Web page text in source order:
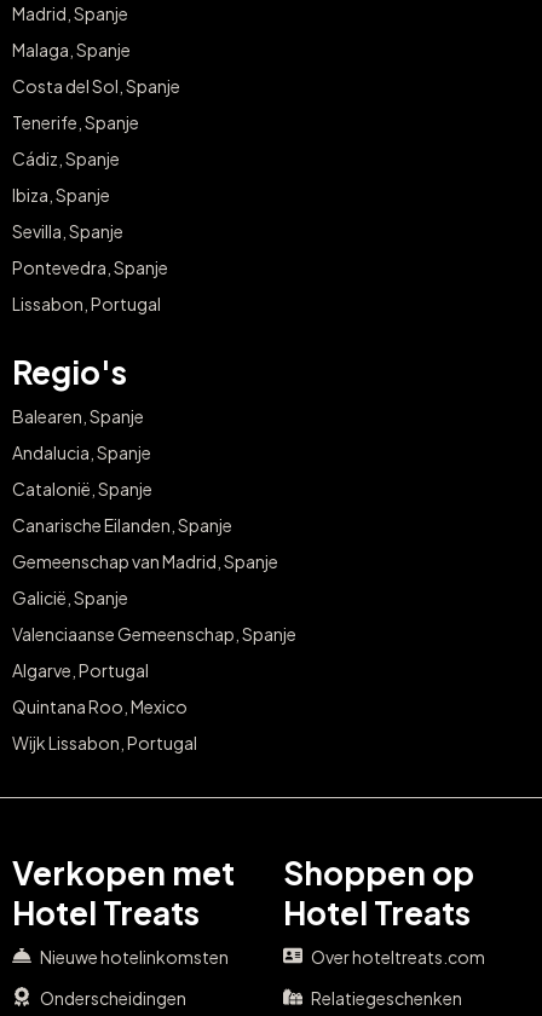
Madrid, Spanje
Malaga, Spanje
Costa del Sol, Spanje
Tenerife, Spanje
Cádiz, Spanje
Ibiza, Spanje
Sevilla, Spanje
Pontevedra, Spanje
Lissabon, Portugal
Regio's
Balearen, Spanje
Andalucia, Spanje
Catalonië, Spanje
Canarische Eilanden, Spanje
Gemeenschap van Madrid, Spanje
Galicië, Spanje
Valenciaanse Gemeenschap, Spanje
Algarve, Portugal
Quintana Roo, Mexico
Wijk Lissabon, Portugal
Verkopen met
Hotel Treats
Nieuwe hotelinkomsten
Onderscheidingen
Shoppen op
Hotel Treats
Over hoteltreats.com
Relatiegeschenken